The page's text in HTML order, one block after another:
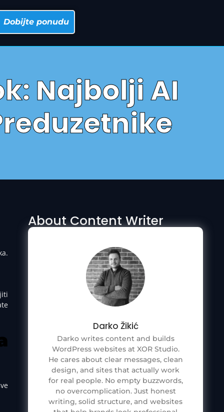
Dobijte ponudu
Najbolji AI
About Content Writer
Darko Žikić
Darko writes content and builds
WordPress websites at XOR Studio.
He cares about clear messages, clean
design, and sites that actually work
for real people. No empty buzzwords,
no overcomplication. Just honest
writing, solid structure, and websites